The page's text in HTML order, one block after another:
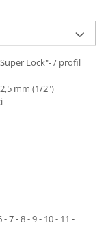
Lock"- / profil
mm (1/2")
7 - 8 - 9 - 10 - 11 -